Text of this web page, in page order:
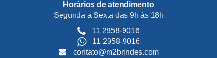
Horários de atendimento
Segunda a Sexta das 9h às 18h
11 2958-9016
11 2958-9016
contato@m2brindes.com